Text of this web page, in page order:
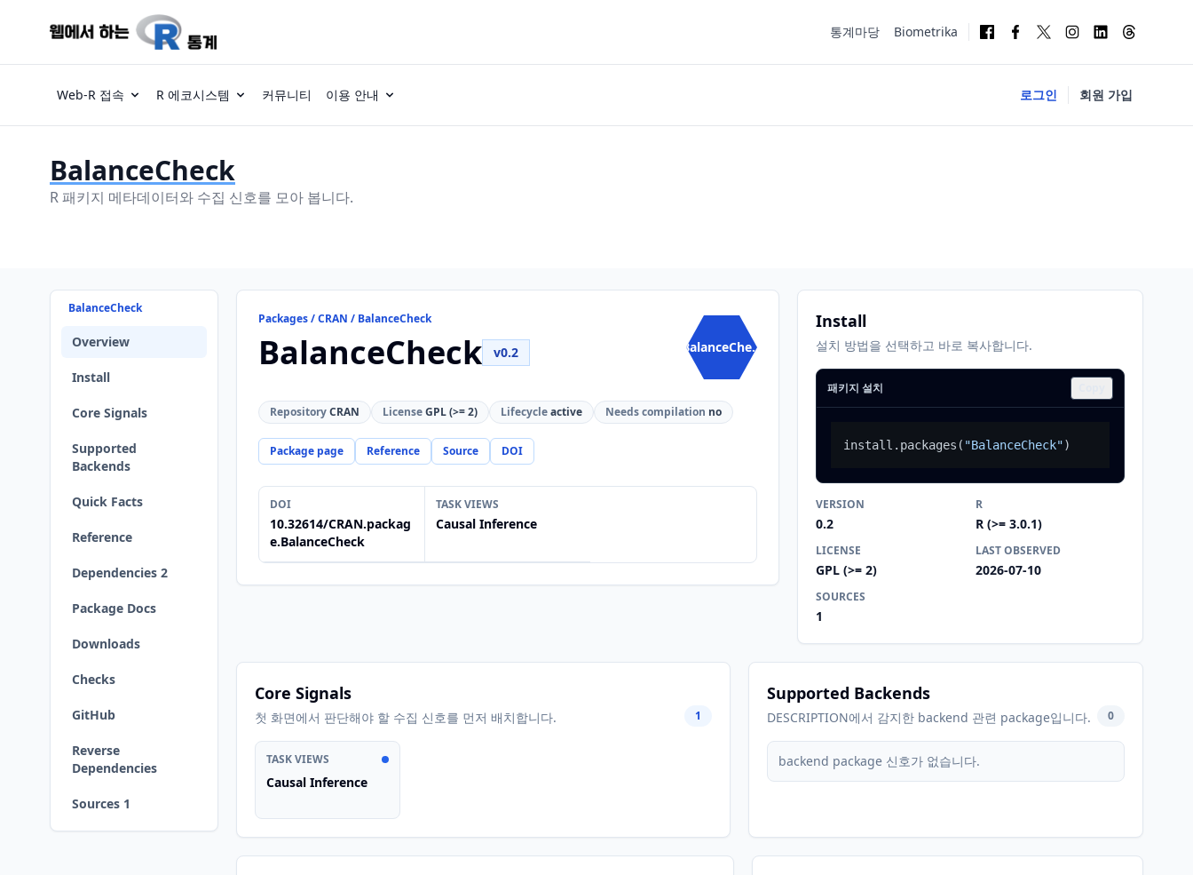
통계마당 Biometrika
Web-R 접속 R 에코시스템 커뮤니티 이용 안내 로그인 회원 가입
BalanceCheck
R 패키지 메타데이터와 수집 신호를 모아 봅니다.
BalanceCheck
Overview
Install
Core Signals
Supported
Backends
Quick Facts
Reference
Dependencies 2
Package Docs
Downloads
Checks
GitHub
Reverse
Dependencies
Sources 1
Packages / CRAN / BalanceCheck
BalanceCheck v0.2 BalanceChe...
RepositoryCRAN LicenseGPL (>= 2) Lifecycleactive Needs compilation no
Package page Reference Source DOI
DOI
10.32614/CRAN.packag
e.BalanceCheck
TASK VIEWS
Causal Inference
Install
설치 방법을 선택하고 바로 복사합니다.
패키지 설치
install.packages ( "BalanceCheck")
VERSION
0.2
R
R (>= 3.0.1)
LICENSE
GPL (>= 2)
LAST OBSERVED
2026-07-10
SOURCES
1
Core Signals
첫 화면에서 판단해야 할 수집 신호를 먼저 배치합니다. 1
TASK VIEWS
Causal Inference
Supported Backends
DESCRIPTION에서 감지한 backend 관련 package입니다. 0
backend package 신호가 없습니다.